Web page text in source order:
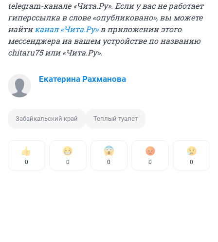
telegram-канале «Чита.Ру». Если у вас не работает
гиперссылка в слове «опубликовано», вы можете
найти канал «Чита.Ру»в приложении этого
мессенджера на вашем устройстве по названию
chitaru75 или «Чита.Ру».
Екатерина Рахманова
Забайкальский край Теплый туалет
0 0 0 0 0